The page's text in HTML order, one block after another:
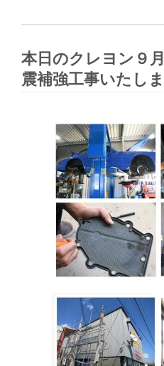
本日のクレヨン９
震補強工事いたしま